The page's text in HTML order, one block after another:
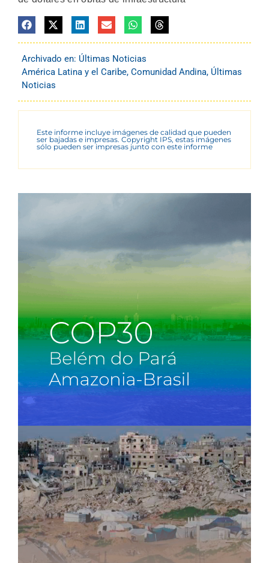
Archivado en: Últimas Noticias
América Latina y el Caribe, Comunidad Andina, Últimas
Noticias
Este informe incluye imágenes de calidad que pueden
ser bajadas e impresas. Copyright IPS, estas imágenes
sólo pueden ser impresas junto con este informe